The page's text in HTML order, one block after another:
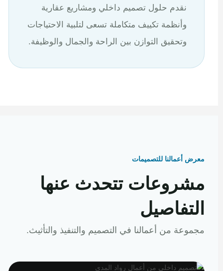
نقدم حلول تصميم داخلي ومشاريع عقارية
وأنظمة تكييف متكاملة تسعى لتلبية الاحتياجات
وتحقيق التوازن بين الراحة والجمال والوظيفة.
معرض أعمالنا للتصميمات
مشروعات تتحدث عنها
التفاصيل
مجموعة من أعمالنا في التصميم والتنفيذ والتأثيث.